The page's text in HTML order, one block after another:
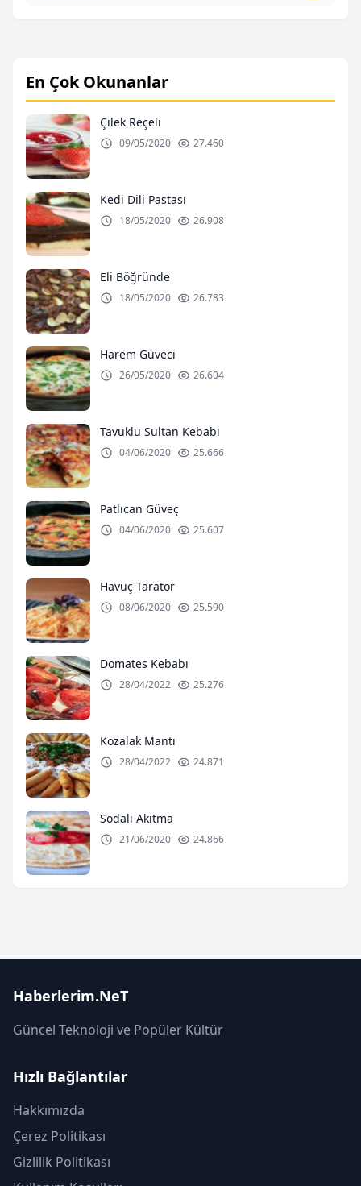
En Çok Okunanlar
Çilek Reçeli
09/05/2020 27.460
Kedi Dili Pastası
18/05/2020 26.908
Eli Böğründe
18/05/2020 26.783
Harem Güveci
26/05/2020 26.604
Tavuklu Sultan Kebabı
04/06/2020 25.666
Patlıcan Güveç
04/06/2020 25.607
Havuç Tarator
08/06/2020 25.590
Domates Kebabı
28/04/2022 25.276
Kozalak Mantı
28/04/2022 24.871
Sodalı Akıtma
21/06/2020 24.866
Haberlerim.NeT
Güncel Teknoloji ve Popüler Kültür
Hızlı Bağlantılar
Hakkımızda
Çerez Politikası
Gizlilik Politikası